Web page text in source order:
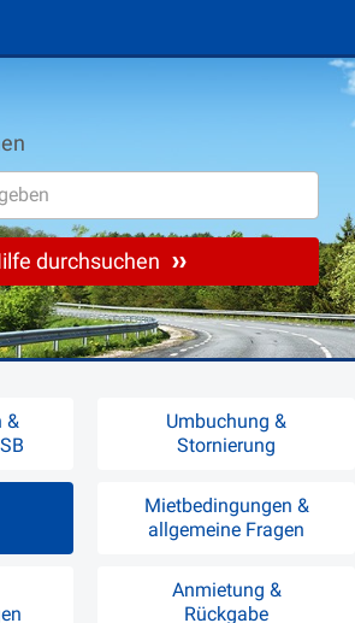
durchsuchen
&
Umbuchung &
Stornierung
Mietbedingungen &
allgemeine Fragen
Anmietung &
Rückgabe